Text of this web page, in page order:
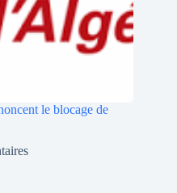
le blocage de